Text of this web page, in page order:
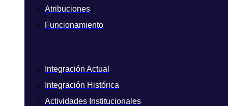
Atribuciones
Funcionamiento
Integración Actual
Integración Histórica
Actividades Institucionales